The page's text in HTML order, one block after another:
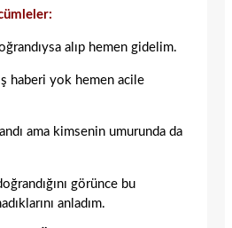
alıp hemen gidelim.
haberi yok hemen acile
ama kimsenin umurunda da
görünce bu
anladım.